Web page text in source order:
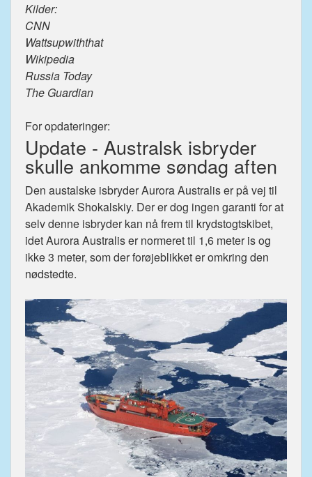
Kilder:
CNN
Wattsupwiththat
Wikipedia
Russia Today
The Guardian
For opdateringer:
Update - Australsk isbryder
skulle ankomme søndag aften
Den austalske isbryder Aurora Australis er på vej til
Akademik Shokalskiy. Der er dog ingen garanti for at
selv denne isbryder kan nå frem til krydstogtskibet,
idet Aurora Australis er normeret til 1,6 meter is og
ikke 3 meter, som der forøjeblikket er omkring den
nødstedte.